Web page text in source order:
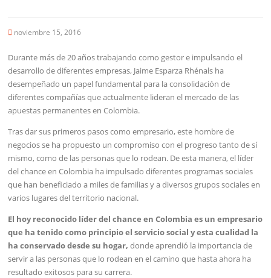
noviembre 15, 2016
Durante más de 20 años trabajando como gestor e impulsando el
desarrollo de diferentes empresas, Jaime Esparza Rhénals ha
desempeñado un papel fundamental para la consolidación de
diferentes compañías que actualmente lideran el mercado de las
apuestas permanentes en Colombia.
Tras dar sus primeros pasos como empresario, este hombre de
negocios se ha propuesto un compromiso con el progreso tanto de sí
mismo, como de las personas que lo rodean. De esta manera, el líder
del chance en Colombia ha impulsado diferentes programas sociales
que han beneficiado a miles de familias y a diversos grupos sociales en
varios lugares del territorio nacional.
El hoy reconocido líder del chance en Colombia es un empresario
que ha tenido como principio el servicio social y esta cualidad la
ha conservado desde su hogar,donde aprendió la importancia de
servir a las personas que lo rodean en el camino que hasta ahora ha
resultado exitosos para su carrera.